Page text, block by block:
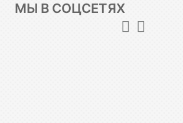
МЫ В СОЦСЕТЯХ